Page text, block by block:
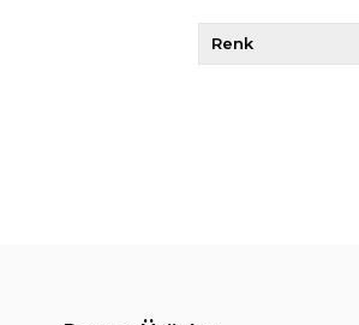
Renk